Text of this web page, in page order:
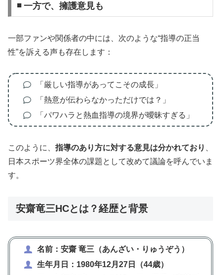
◾ 一方で、擁護意見も
一部ファンや関係者の中には、次のような“指導の正当
性”を訴える声も存在します：
「厳しい指導があってこその成長」
「熱意が伝わらなかっただけでは？」
「パワハラと熱血指導の境界が曖昧すぎる」
このように、 指導のあり方に対する意見は分かれており
日本スポーツ界全体の課題として改めて議論を呼んでいま
す。
安齋竜三HCとは？経歴と背景
名前：安齋 竜三（あんざい・りゅうぞう）
生年月日：1980年12月27日（44歳）